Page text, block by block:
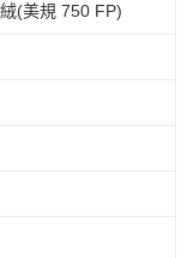
(美規 750 FP)